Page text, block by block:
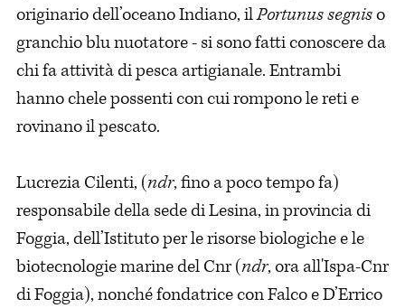
originario dell’oceano Indiano, ilPortunus segniso
granchio blu nuotatore - si sono fatti conoscere da
chi fa attività di pesca artigianale. Entrambi
hanno chele possenti con cui rompono le reti e
rovinano il pescato.
Lucrezia Cilenti, (ndr, fino a poco tempo fa)
responsabile della sede di Lesina, in provincia di
Foggia, dell’Istituto per le risorse biologiche e le
biotecnologie marine del Cnr (ndr, ora all'Ispa-Cnr
di Foggia), nonché fondatrice con Falco e D’Errico